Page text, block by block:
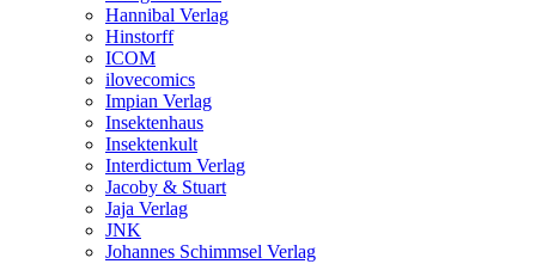
Hannibal Verlag
Hinstorff
ICOM
ilovecomics
Impian Verlag
Insektenhaus
Insektenkult
Interdictum Verlag
Jacoby & Stuart
Jaja Verlag
JNK
Johannes Schimmsel Verlag